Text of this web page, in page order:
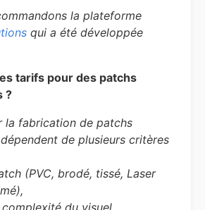
la plateforme
qui a été développée
tarifs pour des patchs
?
la fabrication de patchs
de plusieurs critères
(PVC, brodé, tissé, Laser